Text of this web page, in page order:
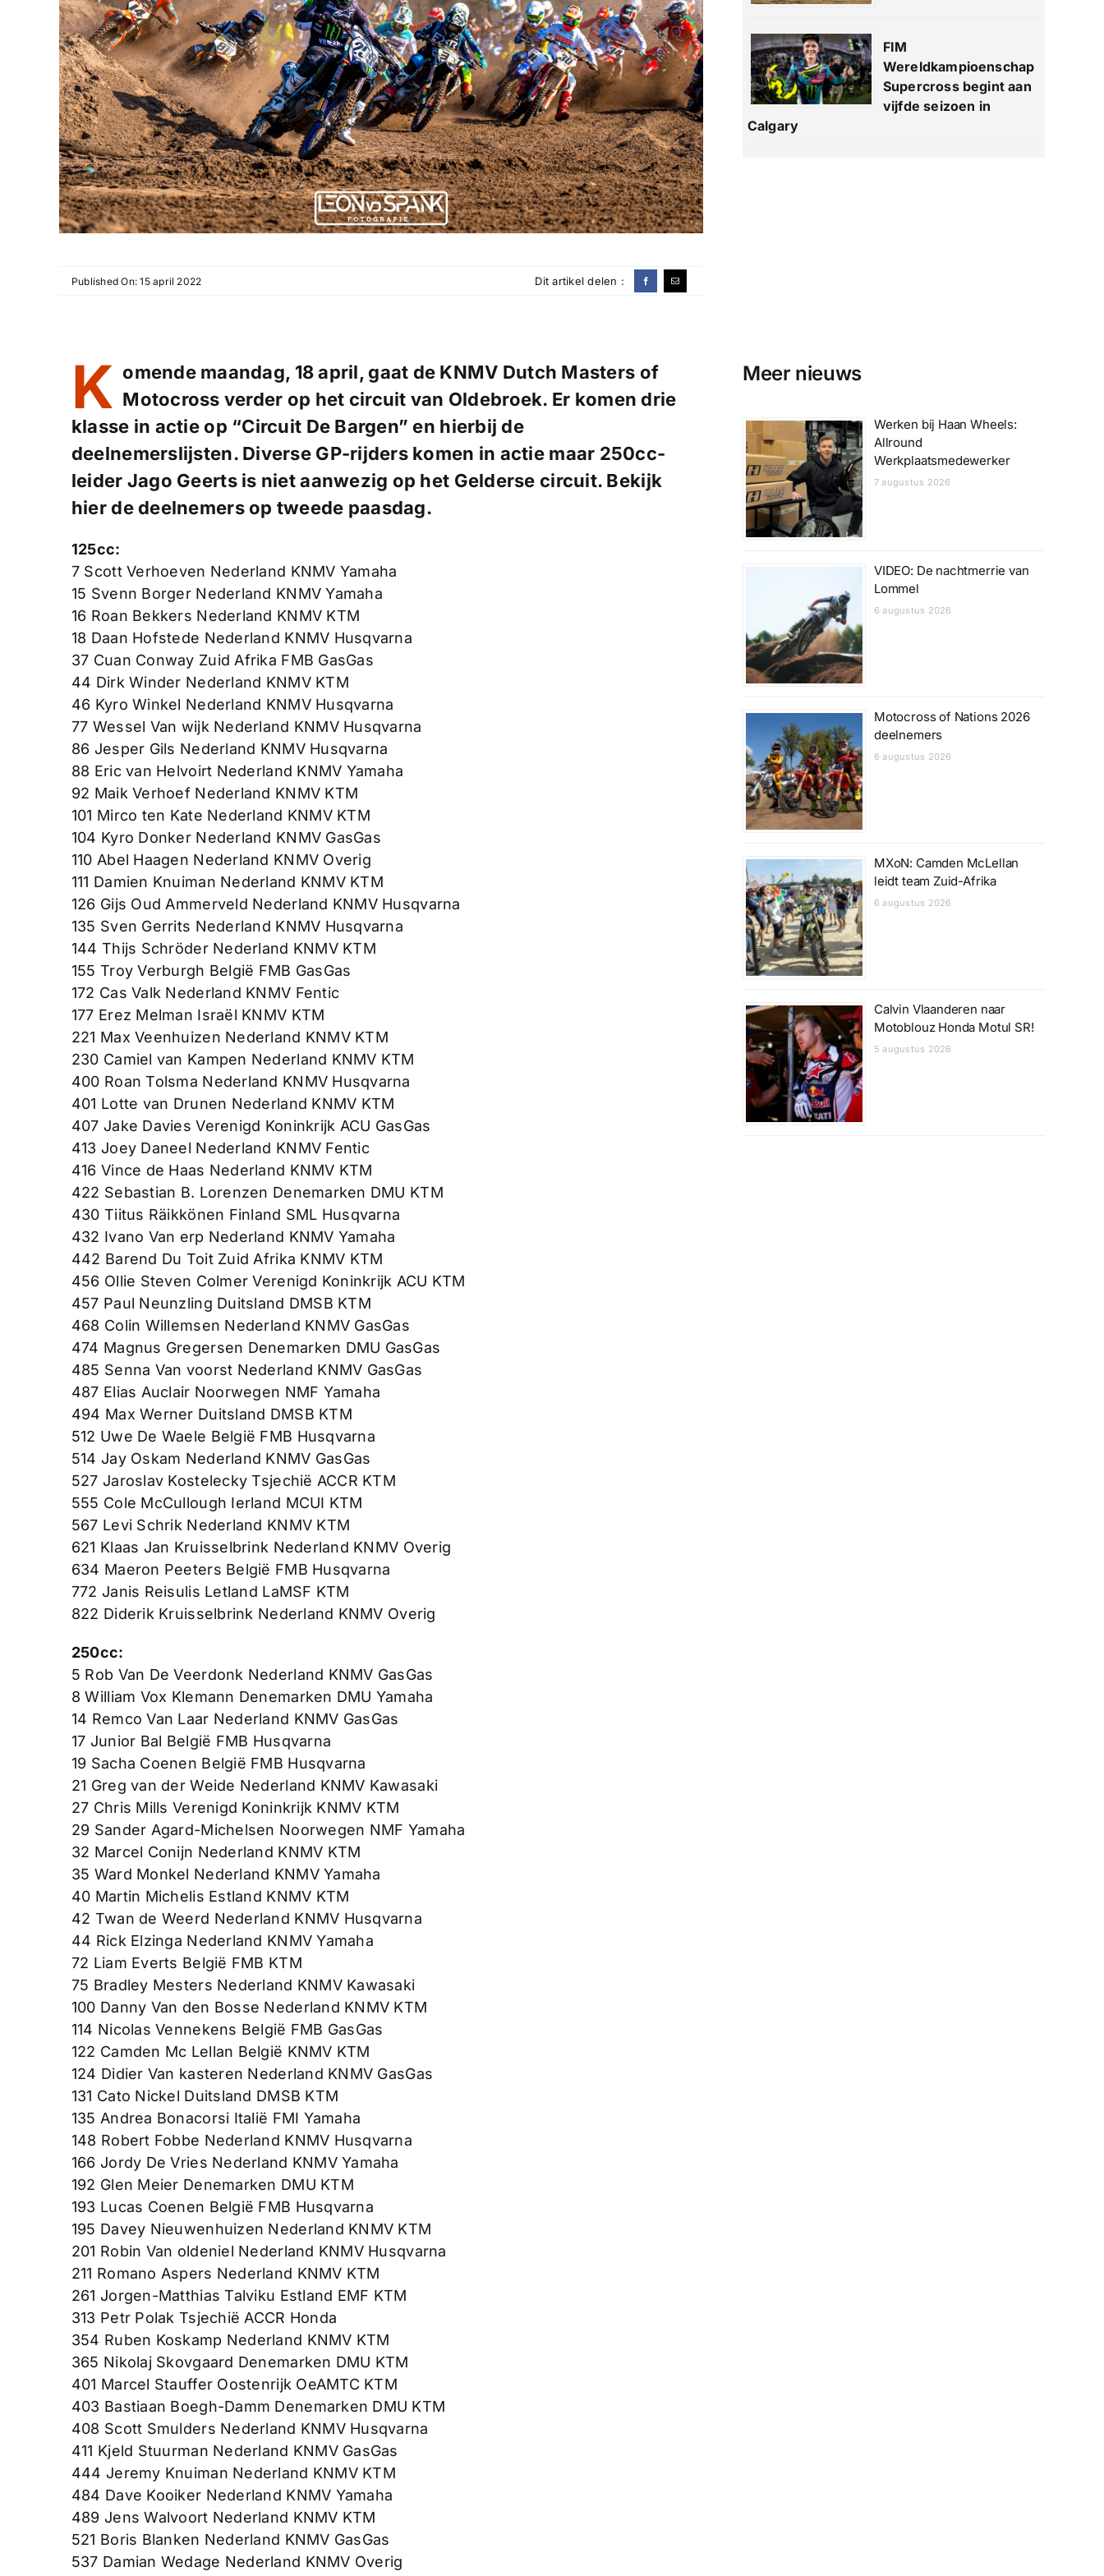
FIM
Wereldkampioenschap
Supercross begint aan
vijfde seizoen in
Calgary
Published On: 15 april 2022 Dit artikel delen :
K omende maandag, 18 april, gaat de KNMV Dutch Masters of
Motocross verder op het circuit van Oldebroek. Er komen drie
klasse in actie op “Circuit De Bargen” en hierbij de
deelnemerslijsten. Diverse GP-rijders komen in actie maar 250cc-
leider Jago Geerts is niet aanwezig op het Gelderse circuit. Bekijk
hier de deelnemers op tweede paasdag.
125cc:
7 Scott Verhoeven Nederland KNMV Yamaha
15 Svenn Borger Nederland KNMV Yamaha
16 Roan Bekkers Nederland KNMV KTM
18 Daan Hofstede Nederland KNMV Husqvarna
37 Cuan Conway Zuid Afrika FMB GasGas
44 Dirk Winder Nederland KNMV KTM
46 Kyro Winkel Nederland KNMV Husqvarna
77 Wessel Van wijk Nederland KNMV Husqvarna
86 Jesper Gils Nederland KNMV Husqvarna
88 Eric van Helvoirt Nederland KNMV Yamaha
92 Maik Verhoef Nederland KNMV KTM
101 Mirco ten Kate Nederland KNMV KTM
104 Kyro Donker Nederland KNMV GasGas
110 Abel Haagen Nederland KNMV Overig
111 Damien Knuiman Nederland KNMV KTM
126 Gijs Oud Ammerveld Nederland KNMV Husqvarna
135 Sven Gerrits Nederland KNMV Husqvarna
144 Thijs Schröder Nederland KNMV KTM
155 Troy Verburgh België FMB GasGas
172 Cas Valk Nederland KNMV Fentic
177 Erez Melman Israël KNMV KTM
221 Max Veenhuizen Nederland KNMV KTM
230 Camiel van Kampen Nederland KNMV KTM
400 Roan Tolsma Nederland KNMV Husqvarna
401 Lotte van Drunen Nederland KNMV KTM
407 Jake Davies Verenigd Koninkrijk ACU GasGas
413 Joey Daneel Nederland KNMV Fentic
416 Vince de Haas Nederland KNMV KTM
422 Sebastian B. Lorenzen Denemarken DMU KTM
430 Tiitus Räikkönen Finland SML Husqvarna
432 Ivano Van erp Nederland KNMV Yamaha
442 Barend Du Toit Zuid Afrika KNMV KTM
456 Ollie Steven Colmer Verenigd Koninkrijk ACU KTM
457 Paul Neunzling Duitsland DMSB KTM
468 Colin Willemsen Nederland KNMV GasGas
474 Magnus Gregersen Denemarken DMU GasGas
485 Senna Van voorst Nederland KNMV GasGas
487 Elias Auclair Noorwegen NMF Yamaha
494 Max Werner Duitsland DMSB KTM
512 Uwe De Waele België FMB Husqvarna
514 Jay Oskam Nederland KNMV GasGas
527 Jaroslav Kostelecky Tsjechië ACCR KTM
555 Cole McCullough Ierland MCUI KTM
567 Levi Schrik Nederland KNMV KTM
621 Klaas Jan Kruisselbrink Nederland KNMV Overig
634 Maeron Peeters België FMB Husqvarna
772 Janis Reisulis Letland LaMSF KTM
822 Diderik Kruisselbrink Nederland KNMV Overig
250cc:
5 Rob Van De Veerdonk Nederland KNMV GasGas
8 William Vox Klemann Denemarken DMU Yamaha
14 Remco Van Laar Nederland KNMV GasGas
17 Junior Bal België FMB Husqvarna
19 Sacha Coenen België FMB Husqvarna
21 Greg van der Weide Nederland KNMV Kawasaki
27 Chris Mills Verenigd Koninkrijk KNMV KTM
29 Sander Agard-Michelsen Noorwegen NMF Yamaha
32 Marcel Conijn Nederland KNMV KTM
35 Ward Monkel Nederland KNMV Yamaha
40 Martin Michelis Estland KNMV KTM
42 Twan de Weerd Nederland KNMV Husqvarna
44 Rick Elzinga Nederland KNMV Yamaha
72 Liam Everts België FMB KTM
75 Bradley Mesters Nederland KNMV Kawasaki
100 Danny Van den Bosse Nederland KNMV KTM
114 Nicolas Vennekens België FMB GasGas
122 Camden Mc Lellan België KNMV KTM
124 Didier Van kasteren Nederland KNMV GasGas
131 Cato Nickel Duitsland DMSB KTM
135 Andrea Bonacorsi Italië FMI Yamaha
148 Robert Fobbe Nederland KNMV Husqvarna
166 Jordy De Vries Nederland KNMV Yamaha
192 Glen Meier Denemarken DMU KTM
193 Lucas Coenen België FMB Husqvarna
195 Davey Nieuwenhuizen Nederland KNMV KTM
201 Robin Van oldeniel Nederland KNMV Husqvarna
211 Romano Aspers Nederland KNMV KTM
261 Jorgen-Matthias Talviku Estland EMF KTM
313 Petr Polak Tsjechië ACCR Honda
354 Ruben Koskamp Nederland KNMV KTM
365 Nikolaj Skovgaard Denemarken DMU KTM
401 Marcel Stauffer Oostenrijk OeAMTC KTM
403 Bastiaan Boegh-Damm Denemarken DMU KTM
408 Scott Smulders Nederland KNMV Husqvarna
411 Kjeld Stuurman Nederland KNMV GasGas
444 Jeremy Knuiman Nederland KNMV KTM
484 Dave Kooiker Nederland KNMV Yamaha
489 Jens Walvoort Nederland KNMV KTM
521 Boris Blanken Nederland KNMV GasGas
537 Damian Wedage Nederland KNMV Overig
Meer nieuws
Werken bij Haan Wheels:
Allround
Werkplaatsmedewerker
7 augustus 2026
VIDEO: De nachtmerrie van
Lommel
6 augustus 2026
Motocross of Nations 2026
deelnemers
6 augustus 2026
MXoN: Camden McLellan
leidt team Zuid-Afrika
6 augustus 2026
Calvin Vlaanderen naar
Motoblouz Honda Motul SR!
5 augustus 2026